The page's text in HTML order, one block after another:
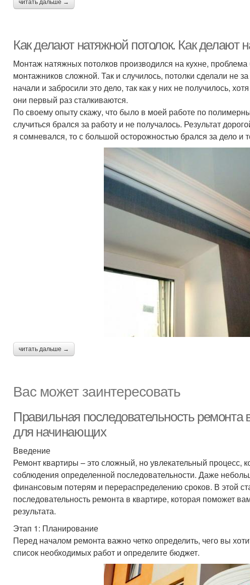
читать дальше →
Как делают натяжной потолок. Как делают
Монтаж натяжных потолков производился на кухне,
монтажников сложной. Так и случилось, потолки сделали не
начали и забросили это дело, так как у них не получилось,
они первый раз сталкиваются.
По своему опыту скажу, что было в моей работе по
случиться брался за работу и не получалось. Результат
я сомневался, то с большой осторожностью брался за дело и
читать дальше →
Вас может заинтересовать
Правильная последовательность ремонта
для начинающих
Введение
Ремонт квартиры – это сложный, но увлекательный процесс,
соблюдения определенной последовательности. Даже
финансовым потерям и перераспределению сроков. В этой
последовательность ремонта в квартире, которая поможет
результата.
Этап 1: Планирование
Перед началом ремонта важно четко определить, чего вы
список необходимых работ и определите бюджет.